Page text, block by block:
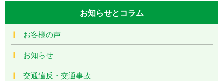
お知らせとコラム
お客様の声
お知らせ
交通違反・交通事故